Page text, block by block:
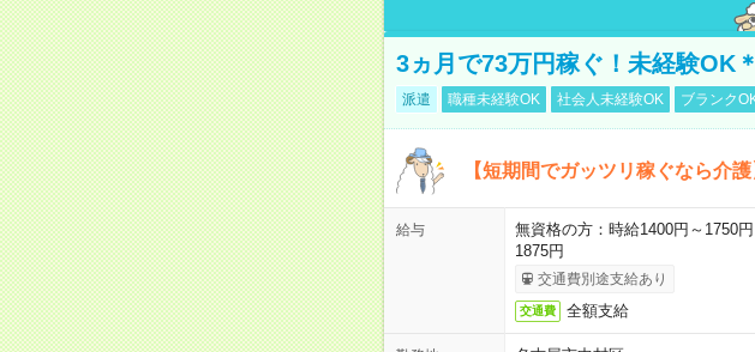
3ヵ月で73万円稼ぐ！未経験OK
派遣 職種未経験OK 社会人未経験OK ブランク
【短期間でガッツリ稼ぐなら介
給与
無資格の方：時給1400円～1750
1875円
交通費別途支給あり
交通費 全額支給